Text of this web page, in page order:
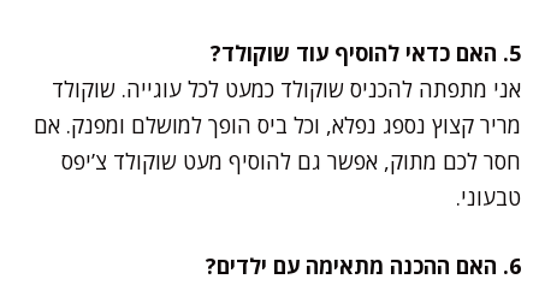
5. האם כדאי להוסיף עוד שוקולד?
אני מתפתה להכניס שוקולד כמעט לכל עוגייה. שוקולד
מריר קצוץ נספג נפלא, וכל ביס הופך למושלם ומפנק. אם
חסר לכם מתוק, אפשר גם להוסיף מעט שוקולד צ’יפס
טבעוני.
6. האם ההכנה מתאימה עם ילדים?